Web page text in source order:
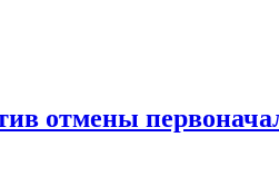
отмены